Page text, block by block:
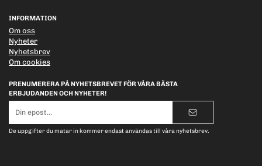
INFORMATION
Om oss
Nyheter
Nyhetsbrev
Om cookies
PRENUMERERA PÅ NYHETSBREVET FÖR VÅRA BÄSTA
ERBJUDANDEN OCH NYHETER!
postadress
De uppgifter du matar in kommer endast användas till våra nyhetsbrev.